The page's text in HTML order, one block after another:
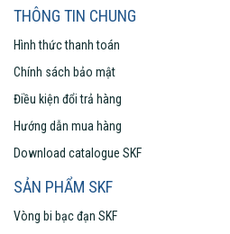
THÔNG TIN CHUNG
Hình thức thanh toán
Chính sách bảo mật
Điều kiện đổi trả hàng
Hướng dẫn mua hàng
Download catalogue SKF
SẢN PHẨM SKF
Vòng bi bạc đạn SKF